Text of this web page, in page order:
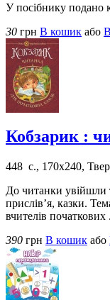
У посібнику подано
30 грн В кошик або
Кобзарик :
448 с., 170х240,
До читанки увійшли
прислів’я, казки.
вчителів початкових
390 грн В кошик або